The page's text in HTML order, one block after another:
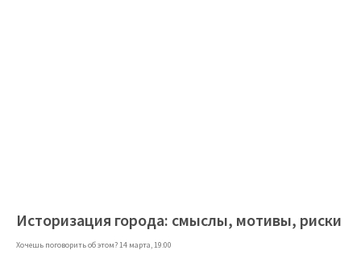
Историзация города: смыслы, мотивы, риски
Хочешь поговорить об этом? 14 марта, 19:00